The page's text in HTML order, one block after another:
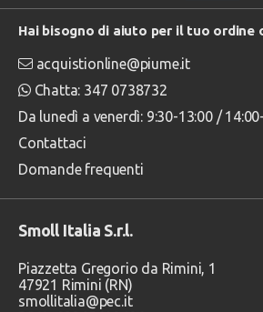
Hai bisogno di aiuto per il tuo ordine
acquistionline@piume.it
Chatta: 347 0738732
Da lunedì a venerdì: 9:30-13:00 /
Contattaci
Domande frequenti
Smoll Italia S.r.l.
Piazzetta Gregorio da Rimini, 1
47921 Rimini (RN)
smollitalia@pec.it